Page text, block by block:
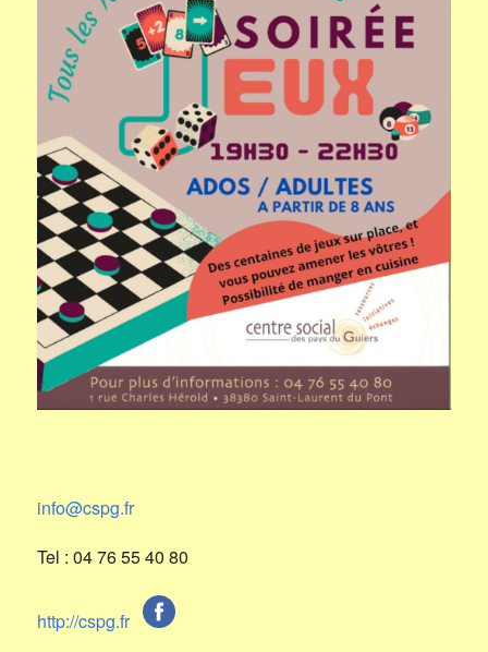
info@cspg.fr
Tel : 04 76 55 40 80
http://cspg.fr